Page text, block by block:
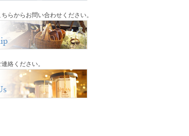
らからお問い合わせください。
絡ください。